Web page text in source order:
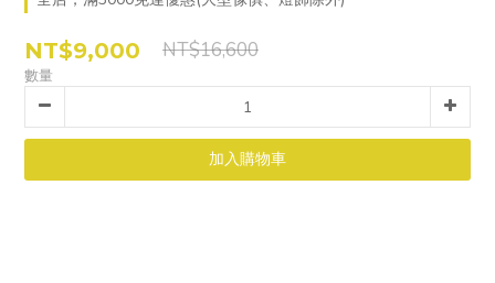
NT$9,000 NT$16,600
數量
加入購物車